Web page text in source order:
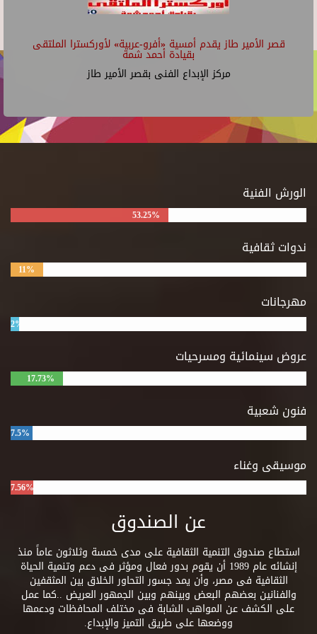
قصر الأمير طاز يقدم أمسية «أفرو-عربية» لأوركسترا الملتقى
بقيادة أحمد شمة
مركز الإبداع الفنى بقصر الأمير طاز
الورش الفنية
53.25%
ندوات ثقافية
11%
مهرجانات
2%
عروض سينمائية ومسرحيات
17.73%
فنون شعبية
7.5%
موسيقى وغناء
7.56%
عن الصندوق
استطاع صندوق التنمية الثقافية على مدى خمسة وثلاثون عاماً منذ
إنشائه عام 1989 أن يقوم بدور فعال ومؤثر فى دعم وتنمية الحياة
الثقافية فى مصر، وأن يمد جسور التحاور الخلاق بين المثقفين
والفنانين بعضهم البعض وبينهم وبين الجمهور العريض ..كما عمل
على الكشف عن المواهب الشابة فى مختلف المحافظات ودعمها
ووضعها على طريق التميز والإبداع.